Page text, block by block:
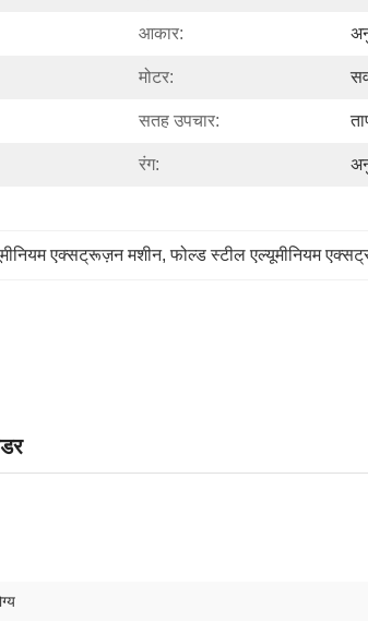
आकार:
मोटर:
सतह उपचार:
रंग:
एक्सट्रूज़न मशीन, फोल्ड स्टील एल्यूमीनियम